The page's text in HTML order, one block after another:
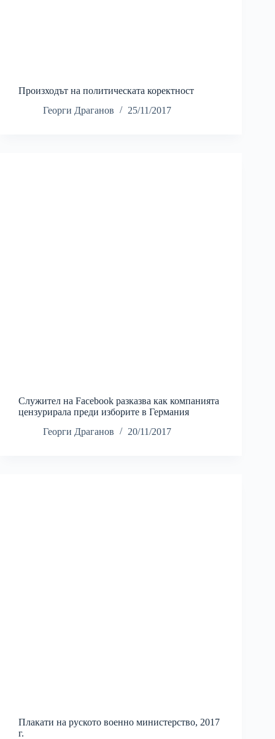
Произходът на политическата коректност
Георги Драганов
25/11/2017
Служител на Facebook разказва как компанията
цензурирала преди изборите в Германия
Георги Драганов
20/11/2017
Плакати на руското военно министерство, 2017
г.